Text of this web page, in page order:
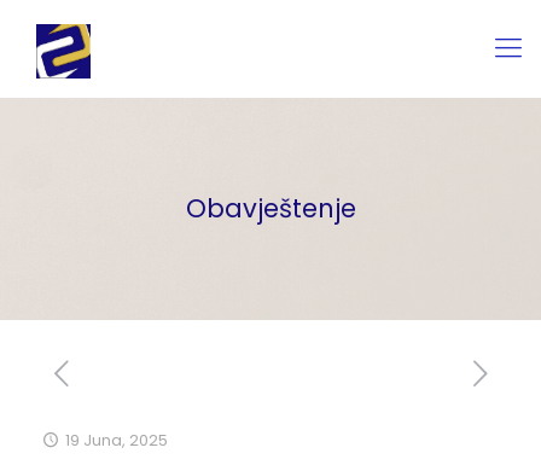
Obavještenje
19 Juna, 2025